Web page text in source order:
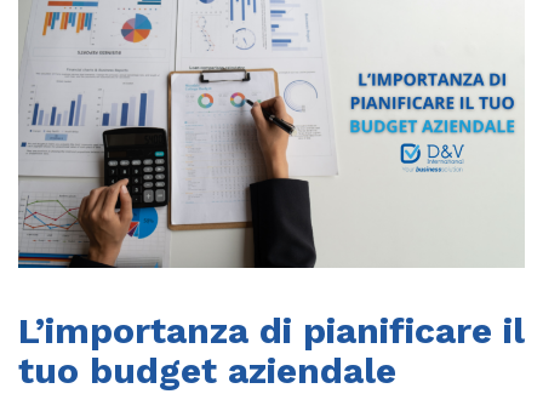
L’importanza di pianificare il
tuo budget aziendale